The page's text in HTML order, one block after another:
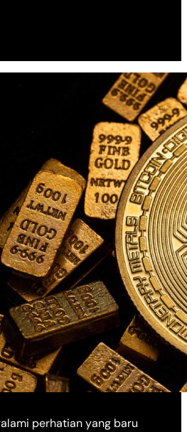
perhatian yang baru